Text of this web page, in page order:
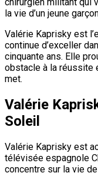
la vie d’un jeune
Valérie Kaprisky est
continue d’exceller
cinquante ans. Elle
obstacle à la réussite
met.
Valérie
Soleil
Valérie Kaprisky est
télévisée espagnole
concentre sur la vie